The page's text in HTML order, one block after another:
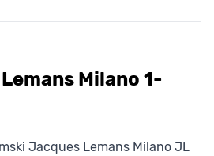
Milano 1-
Jacques Lemans Milano JL